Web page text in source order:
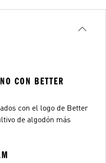
CON BETTER
con el logo de Better
de algodón más